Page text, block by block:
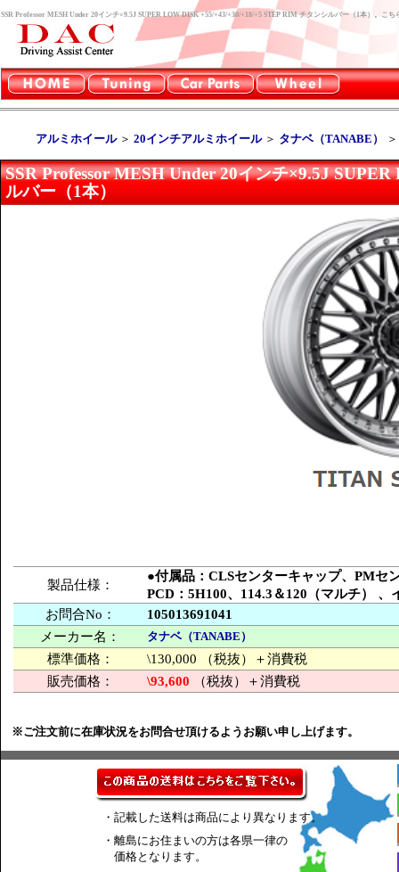
SSR Professor MESH Under 20インチ×9.5J SUPER LOW DISK +55/+43/+30/+18/+5 STEP RIM チタンシルバー（1本）。こ
アルミホイール＞ 20インチアルミホイール＞ タナベ（TANABE）
SSR Professor MESH Under 20インチ×9.5J
ルバー（1本）
製品仕様：
●付属品：CLSセンターキャップ、PM
PCD：5H100、114.3＆120（マルチ） 、
お問合No：
105013691041
メーカー名：
タナベ（TANABE）
標準価格：
\130,000 （税抜）＋消費税
販売価格：
\93,600 （税抜）＋消費税
※ご注文前に在庫状況をお問合せ頂けるようお願い申し上げます。
・記載した送料は商品により異なります。
・離島にお住まいの方は各県一律の
価格となります。